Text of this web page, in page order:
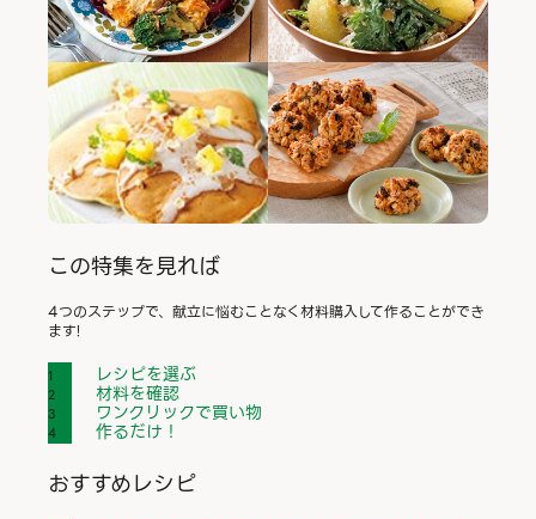
この特集を見れば
4つのステップで、献立に悩むことなく材料購入して作ることができ
ます!
レシピを選ぶ
材料を確認
ワンクリックで買い物
作るだけ！
おすすめレシピ